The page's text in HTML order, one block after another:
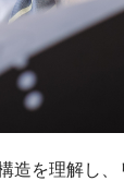
を理解し